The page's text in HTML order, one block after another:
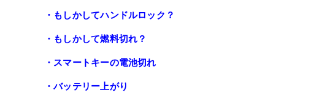
・もしかしてハンドルロック？
・もしかして燃料切れ？
・スマートキーの電池切れ
・バッテリー上がり